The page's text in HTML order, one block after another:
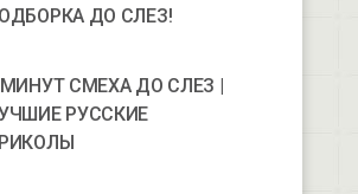
ДО СЛЕЗ!
СМЕХА ДО СЛЕЗ |
РУССКИЕ